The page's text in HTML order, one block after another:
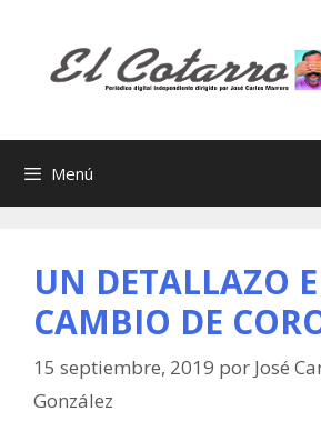
contenido
Menú
UN DETALLAZO
CAMBIO DE
15 septiembre, 2019 por José
González